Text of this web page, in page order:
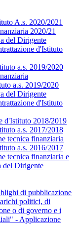
A.s. 2020/2021
2020/21
del Dirigente
d'Istituto
a.s. 2019/2020
a.s. 2019/2020
del Dirigente
d'Istituto
d'Istituto 2018/2019
a.s. 2017/2018
tecnica finanziaria
a.s. 2016/2017
tecnica finanziaria e
del Dirigente
di pubblicazione
politici, di
o di governo e i
- Applicazione